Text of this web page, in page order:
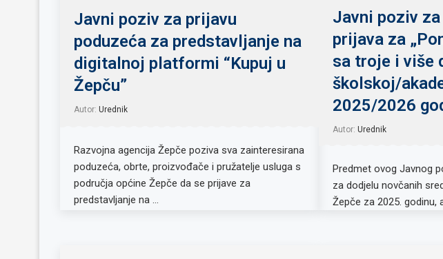
Javni poziv za prijavu
poduzeća za predstavljanje na
digitalnoj platformi “Kupuj u
Žepču”
Autor: Urednik
Razvojna agencija Žepče poziva sva zainteresirana
poduzeća, obrte, proizvođače i pružatelje usluga s
područja općine Žepče da se prijave za
predstavljanje na …
Javni poziv
prijava za
sa troje i više
školskoj/
2025/2026
Autor: Urednik
Predmet ovog Javnog
za dodjelu novčanih
Žepče za 2025. godinu,